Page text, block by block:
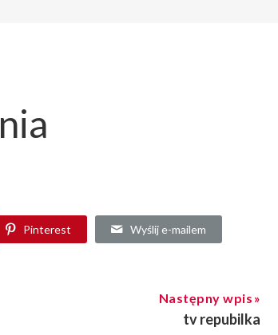
Pinterest Wyślij e-mailem
Następny wpis
tv repubilka